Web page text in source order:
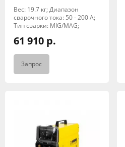
Вес: 19.7 кг; Диапазон
сварочного тока: 50 - 200 А;
Тип сварки: MIG/MAG;
61 910 р.
Запрос